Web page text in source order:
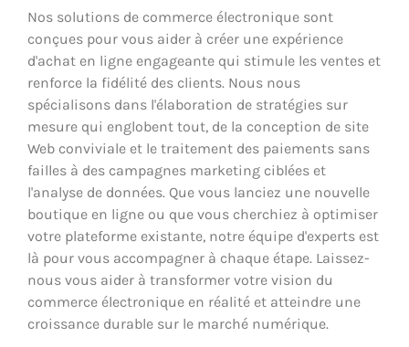
Nos solutions de commerce électronique sont
conçues pour vous aider à créer une expérience
d'achat en ligne engageante qui stimule les ventes et
renforce la fidélité des clients. Nous nous
spécialisons dans l'élaboration de stratégies sur
mesure qui englobent tout, de la conception de site
Web conviviale et le traitement des paiements sans
failles à des campagnes marketing ciblées et
l'analyse de données. Que vous lanciez une nouvelle
boutique en ligne ou que vous cherchiez à optimiser
votre plateforme existante, notre équipe d'experts est
là pour vous accompagner à chaque étape. Laissez-
nous vous aider à transformer votre vision du
commerce électronique en réalité et atteindre une
croissance durable sur le marché numérique.